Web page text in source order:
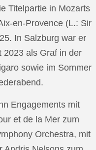
Titelpartie in Mozarts
en-Provence (L.: Sir
In Salzburg war er
2023 als Graf in der
sowie im Sommer
Engagements mit
et de la Mer zum
Orchestra, mit